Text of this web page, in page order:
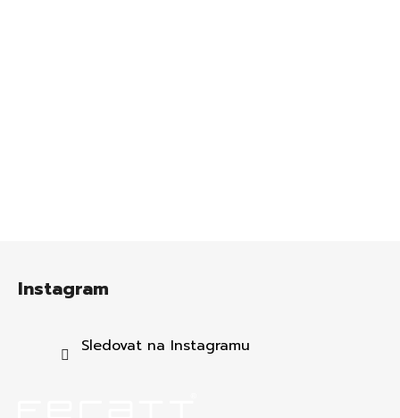
Instagram
Sledovat na Instagramu